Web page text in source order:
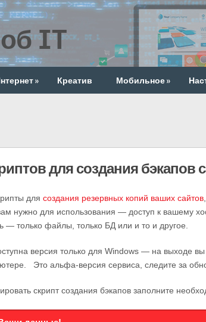
IT
» Креатив Мобильное»
для создания бэкапов
для создания резервных копий ваших сайтов
нужно для использования — доступ к вашему
— только файлы, только БД или и то и другое.
версия только для Windows — на выходе
Это альфа-версия сервиса, следите за
скрипт создания бэкапов заполните